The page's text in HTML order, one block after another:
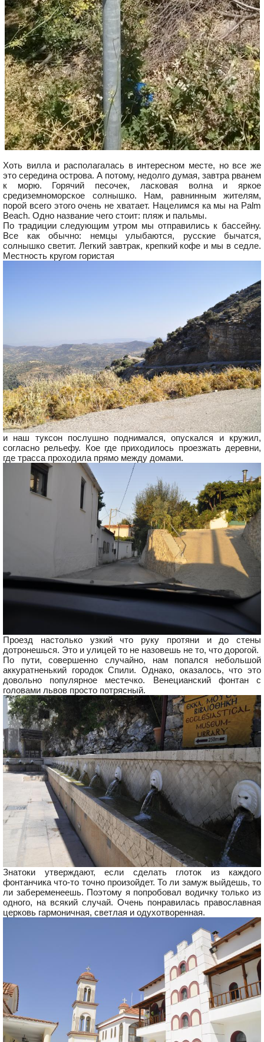
Хоть вилла и располагалась в интересном месте, но все же
это середина острова. А потому, недолго думая, завтра рванем
к морю. Горячий песочек, ласковая волна и яркое
средиземноморское солнышко. Нам, равнинным жителям,
порой всего этого очень не хватает. Нацелимся ка мы на Palm
Beach. Одно название чего стоит: пляж и пальмы.
По традиции следующим утром мы отправились к бассейну.
Все как обычно: немцы улыбаются, русские бычатся,
солнышко светит. Легкий завтрак, крепкий кофе и мы в седле.
Местность кругом гористая
и наш туксон послушно поднимался, опускался и кружил,
согласно рельефу. Кое где приходилось проезжать деревни,
где трасса проходила прямо между домами.
Проезд настолько узкий что руку протяни и до стены
дотронешься. Это и улицей то не назовешь не то, что дорогой.
По пути, совершенно случайно, нам попался небольшой
аккуратненький городок Спили. Однако, оказалось, что это
довольно популярное местечко. Венецианский фонтан с
головами львов просто потрясный.
Знатоки утверждают, если сделать глоток из каждого
фонтанчика что-то точно произойдет. То ли замуж выйдешь, то
ли забеременеешь. Поэтому я попробовал водичку только из
одного, на всякий случай. Очень понравилась православная
церковь гармоничная, светлая и одухотворенная.